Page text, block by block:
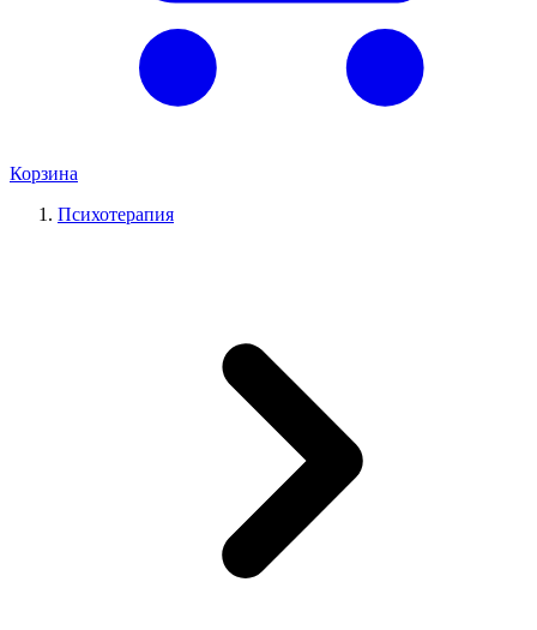
Корзина
Психотерапия